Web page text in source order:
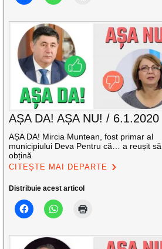
AȘA DA! AȘA NU! / 6.1.2020
AȘA DA! Mircia Muntean, fost primar al
municipiului Deva Pentru că… a reușit să
obțină
CITEȘTE MAI DEPARTE
Distribuie acest articol